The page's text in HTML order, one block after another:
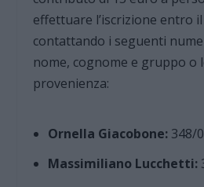
effettuare l’iscrizione entro
contattando i seguenti
nome, cognome e gruppo o
provenienza:
Ornella Giacobone:348/
Massimiliano Lucchetti: